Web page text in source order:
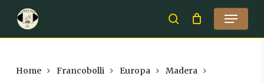
main
search
Menu
Home Francobolli Europa
Madera
Close